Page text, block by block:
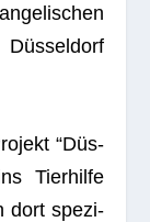
“Düs­
Tier­hilfe
dort spe­zi­